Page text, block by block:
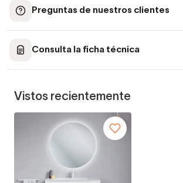
Preguntas de nuestros clientes
Consulta la ficha técnica
Vistos recientemente